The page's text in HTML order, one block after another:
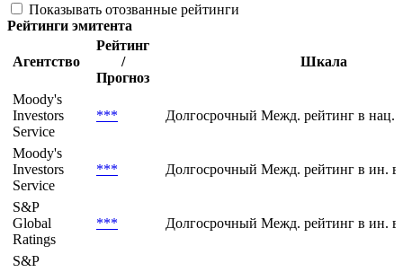
Показывать отозванные рейтинги
Рейтинги эмитента
Агентство
Рейтинг
/
Прогноз
Шкала
Moody's
Investors
Service
*** Долгосрочный Межд. рейтинг в нац.
Moody's
Investors
Service
*** Долгосрочный Межд. рейтинг в ин.
S&P
Global
Ratings
*** Долгосрочный Межд. рейтинг в ин.
S&P